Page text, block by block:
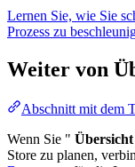
Lernen Sie, wie Sie
Prozess zu
Weiter von
Abschnitt mit dem
Wenn Sie " Übersicht
Store zu planen,